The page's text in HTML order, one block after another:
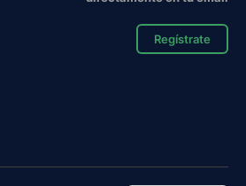
Regístrate